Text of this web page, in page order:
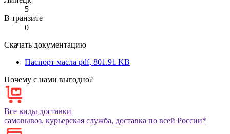
5
В транзите
0
Скачать документацию
Паспорт масла pdf, 801.91 KB
Почему с нами выгодно?
Все виды доставки
самовывоз, курьерская служба, доставка по всей России*